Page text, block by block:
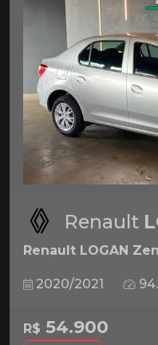
Renault
Renault LOGAN
2020/2021
R$ 54.900